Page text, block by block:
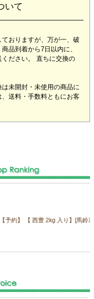
いて
おりますが、万が一、破
品到着から7日以内に、
ださい。 直ちに交換の
未開封・未使用の商品に
送料・手数料ともにお客